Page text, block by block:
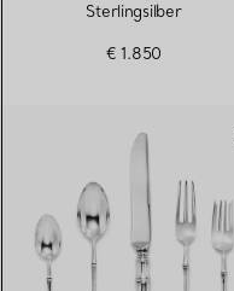
Sterlingsilber
€ 1.850